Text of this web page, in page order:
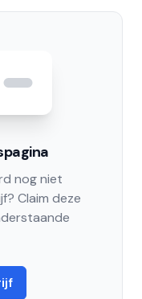
nog niet
Claim deze